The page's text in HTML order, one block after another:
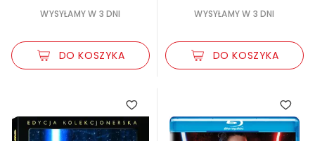
WYSYŁAMY W 3 DNI
DO KOSZYKA
WYSYŁAMY W 3 DNI
DO KOSZYKA